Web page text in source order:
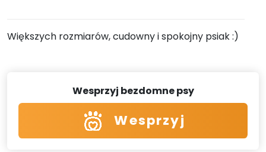
Większych rozmiarów, cudowny i spokojny psiak :)
Wesprzyj bezdomne psy
Wesprzyj